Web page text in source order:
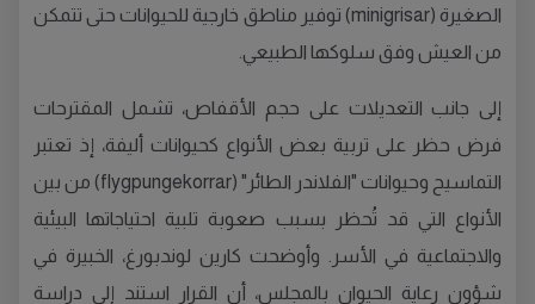
الصغيرة (minigrisar) توفير مناطق خارجية للحيوانات حتى تتمكن
من العيش وفق سلوكها الطبيعي.
إلى جانب التعديلات على حجم الأقفاص، تشمل المقترحات
فرض حظر على تربية بعض الأنواع كحيوانات أليفة، إذ تعتبر
التماسيح وحيوانات "الفلاندر الطائر" (flygpungekorrar) من بين
الأنواع التي قد تُحظر بسبب صعوبة تلبية احتياجاتها البيئية
والاجتماعية في الأسر. وأوضحت كارين لوندبورغ، الخبيرة في
شؤون رعاية الحيوان بالمجلس، أن القرار استند إلى دراسة